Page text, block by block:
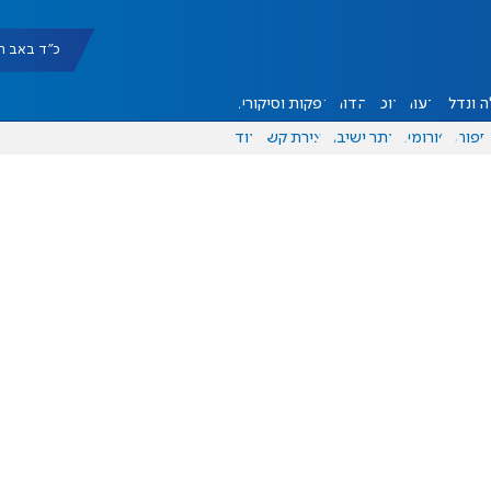
כ"ד באב תשפ"ו
ונדל"ן דעות אוכל יהדות הפקות וסיקורים
ספורט פורומים אתר ישיבה יצירת קשר עוד